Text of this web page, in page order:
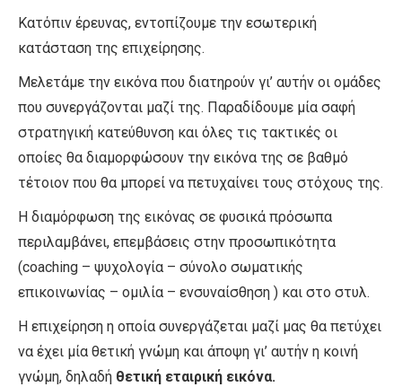
Κατόπιν έρευνας, εντοπίζουμε την εσωτερική
κατάσταση της επιχείρησης.
Μελετάμε την εικόνα που διατηρούν γι’ αυτήν οι ομάδες
που συνεργάζονται μαζί της. Παραδίδουμε μία σαφή
στρατηγική κατεύθυνση και όλες τις τακτικές οι
οποίες θα διαμορφώσουν την εικόνα της σε βαθμό
τέτοιον που θα μπορεί να πετυχαίνει τους στόχους της.
Η διαμόρφωση της εικόνας σε φυσικά πρόσωπα
περιλαμβάνει, επεμβάσεις στην προσωπικότητα
(coaching – ψυχολογία – σύνολο σωματικής
επικοινωνίας – ομιλία – ενσυναίσθηση ) και στο στυλ.
Η επιχείρηση η οποία συνεργάζεται μαζί μας θα πετύχει
να έχει μία θετική γνώμη και άποψη γι’ αυτήν η κοινή
γνώμη, δηλαδή θετική εταιρική εικόνα.